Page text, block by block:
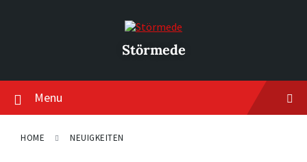
Störmede
Menu
HOME NEUIGKEITEN